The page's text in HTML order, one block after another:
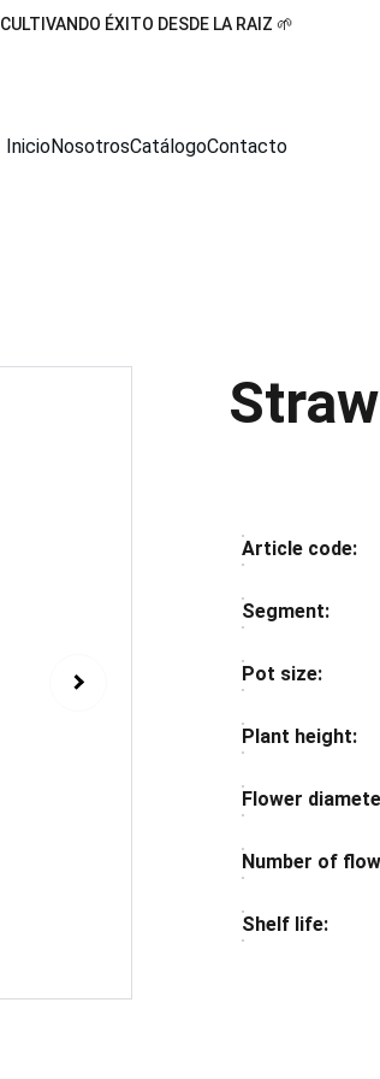
CULTIVANDO ÉXITO DESDE LA RAIZ 🌱
InicioNosotrosCatálogoContacto
Article code:
Segment:
Pot size:
Plant height:
Flower
Number of
Shelf life: